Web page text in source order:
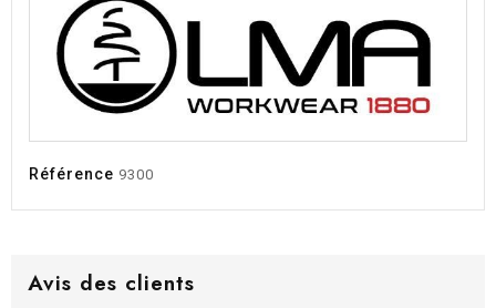
Référence 9300
Avis des clients